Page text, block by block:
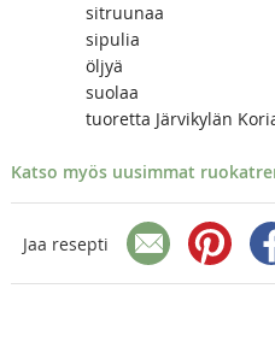
sitruunaa
sipulia
öljyä
suolaa
tuoretta Järvikylän
Katso myös uusimmat
Jaa resepti